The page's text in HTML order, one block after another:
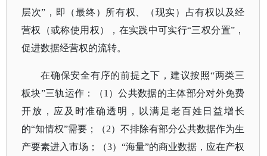
层次”，即（最终）所有权、（现实）占有权以及经
营权（或称使用权），在实践中可实行“三权分置”，
促进数据经营权的流转。
在确保安全有序的前提之下，建议按照“两类三
板块”三轨运作：（1）公共数据的主体部分对外免费
开放，应及时准确透明，以满足老百姓日益增长
的“知情权”需要；（2）不排除有部分公共数据作为生
产要素进入市场；（3）“海量”的商业数据，应在产权